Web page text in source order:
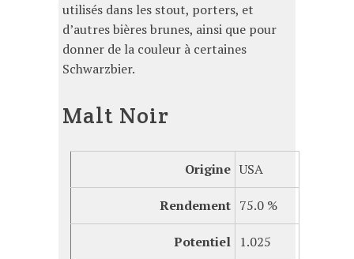
utilisés dans les stout, porters, et
d’autres bières brunes, ainsi que pour
donner de la couleur à certaines
Schwarzbier.
Malt Noir
Origine USA
Rendement 75.0 %
Potentiel 1.025